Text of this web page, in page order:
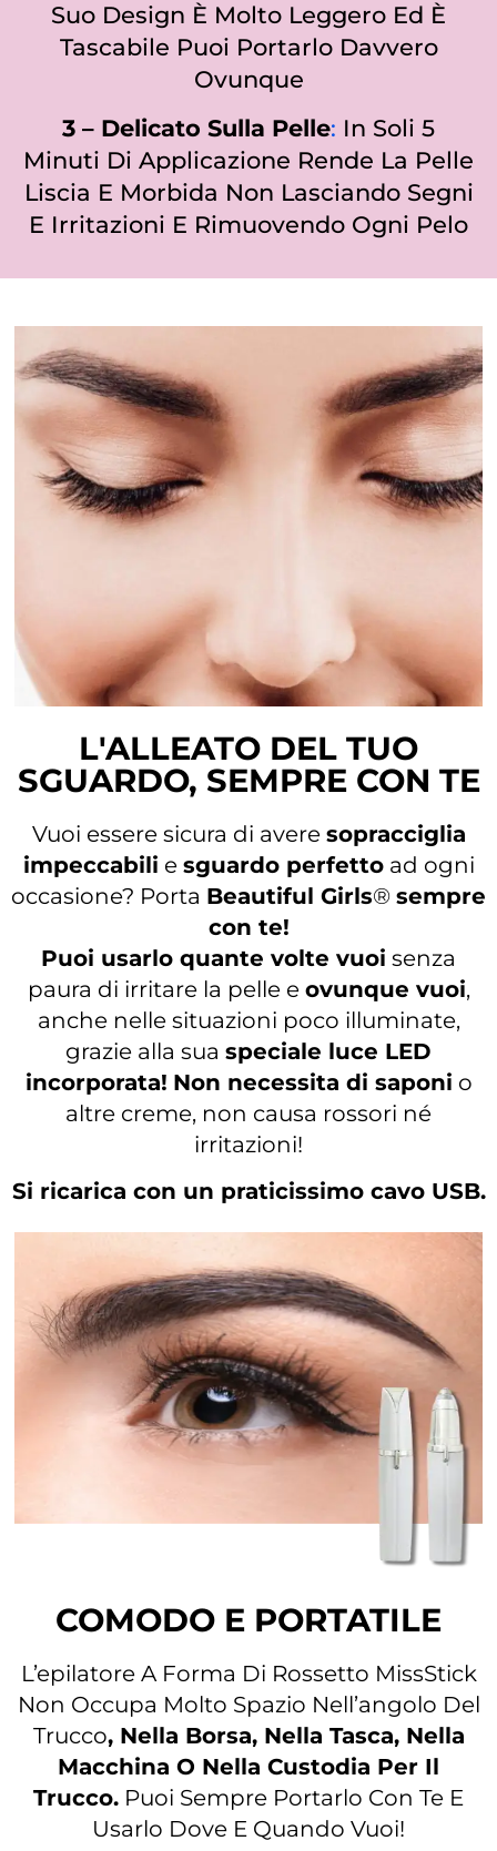
Suo Design È Molto Leggero Ed È
Tascabile Puoi Portarlo Davvero
Ovunque
3 – Delicato Sulla Pelle: In Soli 5
Minuti Di Applicazione Rende La Pelle
Liscia E Morbida Non Lasciando Segni
E Irritazioni E Rimuovendo Ogni Pelo
L'ALLEATO DEL TUO
SGUARDO, SEMPRE CON TE
Vuoi essere sicura di avere sopracciglia
impeccabili e sguardo perfettoad ogni
occasione? Porta Beautiful Girls® sempre
con te!
Puoi usarlo quante volte vuoi senza
paura di irritare la pelle e ovunque vuoi,
anche nelle situazioni poco illuminate,
grazie alla sua speciale luce LED
incorporata! Non necessita di saponi o
altre creme, non causa rossori né
irritazioni!
Si ricarica con un praticissimo cavo USB.
COMODO E PORTATILE
L’epilatore A Forma Di Rossetto MissStick
Non Occupa Molto Spazio Nell’angolo Del
Trucco, Nella Borsa, Nella Tasca, Nella
Macchina O Nella Custodia Per Il
Trucco. Puoi Sempre Portarlo Con Te E
Usarlo Dove E Quando Vuoi!